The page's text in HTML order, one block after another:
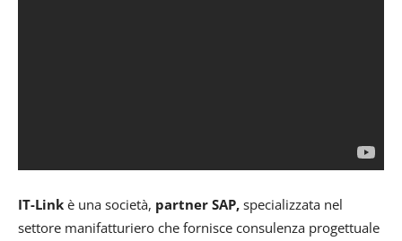
IT-Link è una società, partner SAP, specializzata nel
settore manifatturiero che fornisce consulenza progettuale